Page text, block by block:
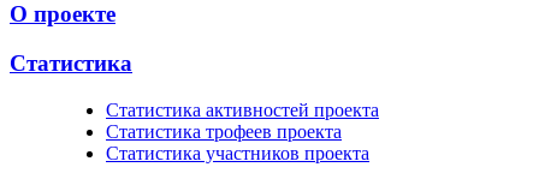
О проекте
Статистика
Cтатистика активностей проекта
Cтатистика трофеев проекта
Cтатистика участников проекта